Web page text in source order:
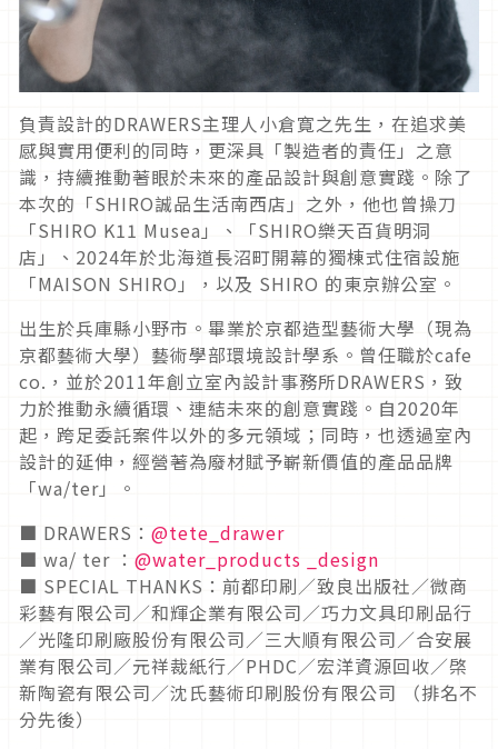
負責設計的DRAWERS主理人小倉寛之先生，在追求美
感與實用便利的同時，更深具「製造者的責任」之意
識，持續推動著眼於未來的產品設計與創意實踐。除了
本次的「SHIRO誠品生活南西店」之外，他也曾操刀
「SHIRO K11 Musea」、「SHIRO樂天百貨明洞
店」、2024年於北海道長沼町開幕的獨棟式住宿設施
「MAISON SHIRO」，以及 SHIRO 的東京辦公室。
出生於兵庫縣小野市。畢業於京都造型藝術大學（現為
京都藝術大學）藝術學部環境設計學系。曾任職於cafe
co.，並於2011年創立室內設計事務所DRAWERS，致
力於推動永續循環、連結未來的創意實踐。自2020年
起，跨足委託案件以外的多元領域；同時，也透過室內
設計的延伸，經營著為廢材賦予嶄新價值的產品品牌
「wa/ter」。
■ DRAWERS： @tete_drawer
■ wa/ ter ： @water_products _design
■ SPECIAL THANKS：前都印刷／致良出版社／微商
彩藝有限公司／和輝企業有限公司／巧力文具印刷品行
／光隆印刷廠股份有限公司／三大順有限公司／合安展
業有限公司／元祥裁紙行／PHDC／宏洋資源回收／棨
新陶瓷有限公司／沈氏藝術印刷股份有限公司 （排名不
分先後）